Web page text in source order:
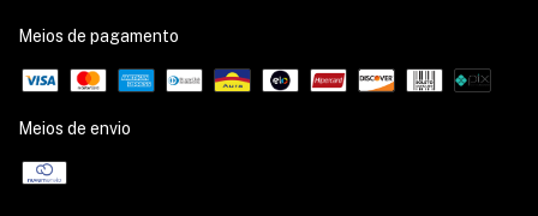
Meios de pagamento
Meios de envio